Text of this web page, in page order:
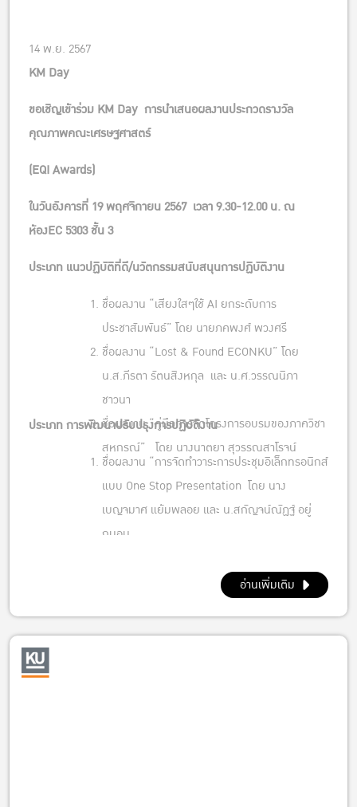
14 พ.ย. 2567
KM Day
ขอเชิญเข้าร่วม KM Day การนำเสนอผลงานประกวดรางวัล
คุณภาพคณะเศรษฐศาสตร์
(EQI Awards)
ในวันอังคารที่ 19 พฤศจิกายน 2567 เวลา 9.30-12.00 น. ณ
ห้องEC 5303ชั้น 3
ประเภท แนวปฏิบัติที่ดี/นวัตกรรมสนับสนุนการปฏิบัติงาน
ชื่อผลงาน “เสียงใสๆใช้ AI ยกระดับการ
ประชาสัมพันธ์” โดย นายภคพงศ์ พวงศรี
ชื่อผลงาน “Lost & Found ECONKU” โดย
น.ส.ภีรตา รัตนสิงหกุล และ น.ศ.วรรณนิภา
ชาวนา
ชื่อผลงาน “คู่มือการจัดโครงการอบรมของภาควิชา
สหกรณ์” โดย นางนาตยา สุวรรณสาโรจน์
ประเภท การพัฒนาปรับปรุงการปฏิบัติงาน
ชื่อผลงาน “การจัดทำวาระการประชุมอิเล็กทรอนิกส์
แบบ One Stop Presentation โดย นาง
เบญจมาศ แย้มพลอย และ น.สกัญจน์ณัฏฐ์ อยู่
ถนอม
ในรูปแบบ E-book” โดย งานคลังและพัสดุ
อ่านเพิ่มเติม